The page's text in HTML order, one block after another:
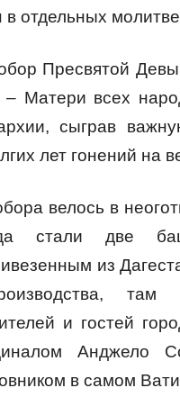
отдельных
Пресвятой
Матери всех
сыграв
лет гонений на
велось в
стали две
из
там
и гостей
Анджело
в самом